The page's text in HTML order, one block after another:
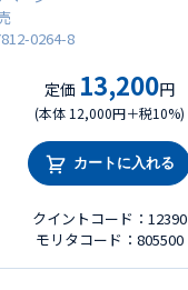
0264-8
定価 13,200円
(本体 12,000円＋税10%)
カートに入れる
クイントコード：12390
モリタコード：805500